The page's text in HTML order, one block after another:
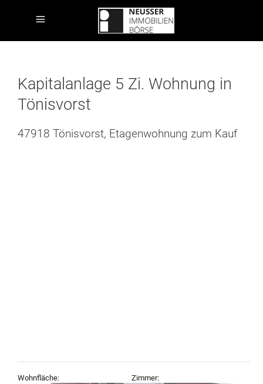
Kapitalanlage 5 Zi. Wohnung in
Tönisvorst
47918 Tönisvorst, Etagenwohnung zum Kauf
Wohnfläche:
Zimmer: